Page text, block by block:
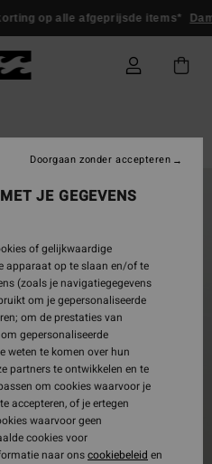
op alle afgeprijsde items*
JE GEGEVENS
of gelijkwaardige
apparaat op te slaan en/of te
(zoals je navigatiegegevens
om je gepersonaliseerde
om de prestaties van
gepersonaliseerde
weten te komen over hun
partners te ontwikkelen en te
om cookies waarvoor je
accepteren, of je ertegen
waarvoor geen
cookies voor
naar onscookiebeleid en
Doorgaan zonder accepteren